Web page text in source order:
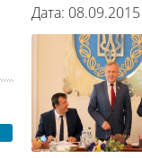
Дата: